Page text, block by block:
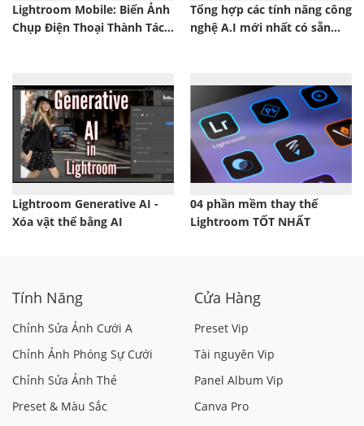
Lightroom Mobile: Biến Ảnh
Chụp Điện Thoại Thành Tác
Tổng hợp các tính năng công
nghệ A.I mới nhất có sẵn
Lightroom Generative AI -
Xóa vật thể bằng AI
04 phần mềm thay thế
Lightroom TỐT NHẤT
Tính Năng
Chỉnh Sửa Ảnh Cưới A
Chỉnh Ảnh Phóng Sự Cưới
Chỉnh Sửa Ảnh Thẻ
Preset & Màu Sắc
Cửa Hàng
Preset Vip
Tài nguyên Vip
Panel Album Vip
Canva Pro